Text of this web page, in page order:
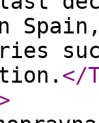
</